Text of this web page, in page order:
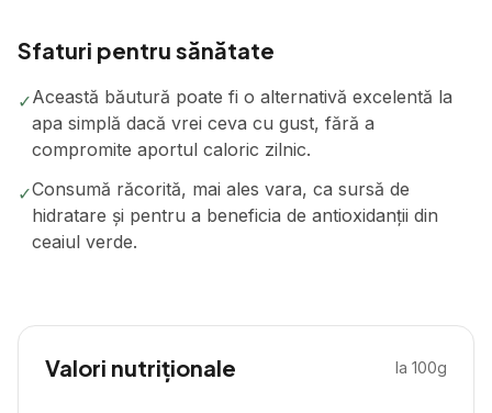
Sfaturi pentru sănătate
✓Această băutură poate fi o alternativă excelentă la
apa simplă dacă vrei ceva cu gust, fără a
compromite aportul caloric zilnic.
✓Consumă răcorită, mai ales vara, ca sursă de
hidratare și pentru a beneficia de antioxidanții din
ceaiul verde.
Valori nutriționale la 100g